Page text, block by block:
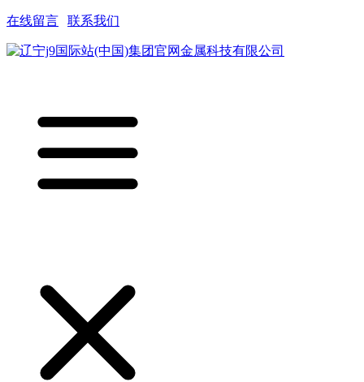
在线留言 联系我们